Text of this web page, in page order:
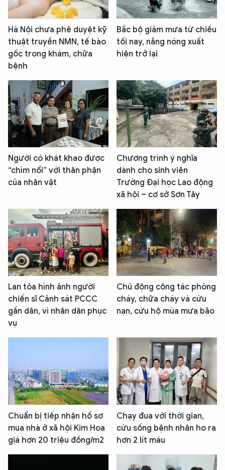
Hà Nội chưa phê duyệt kỹ
thuật truyền NMN, tế bào
gốc trong khám, chữa
bệnh
Bắc bộ giảm mưa từ chiều
tối nay, nắng nóng xuất
hiện trở lại
Người có khát khao được
“chìm nổi” với thân phận
của nhân vật
Chương trình ý nghĩa
dành cho sinh viên
Trường Đại học Lao động
xã hội – cơ sở Sơn Tây
Lan tỏa hình ảnh người
chiến sĩ Cảnh sát PCCC
gần dân, vì nhân dân phục
vụ
Chủ động công tác phòng
cháy, chữa cháy và cứu
nạn, cứu hộ mùa mưa bão
Chuẩn bị tiếp nhận hồ sơ
mua nhà ở xã hội Kim Hoa
giá hơn 20 triệu đồng/m2
Chạy đua với thời gian,
cứu sống bệnh nhân ho ra
hơn 2 lít máu